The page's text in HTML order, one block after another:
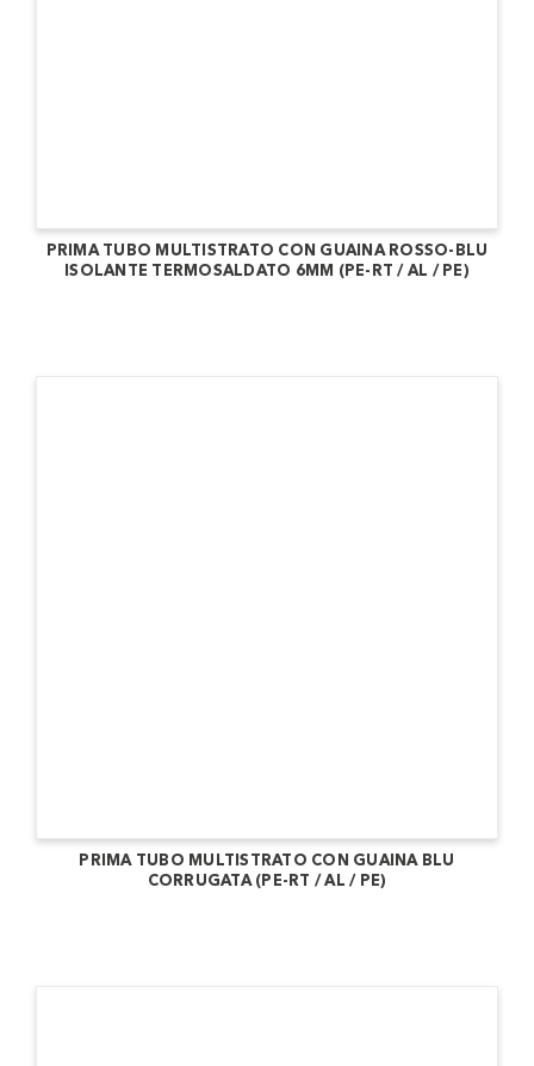
PRIMA TUBO MULTISTRATO CON GUAINA ROSSO-BLU
ISOLANTE TERMOSALDATO 6MM (PE-RT / AL / PE)
PRIMA TUBO MULTISTRATO CON GUAINA BLU
CORRUGATA (PE-RT / AL / PE)